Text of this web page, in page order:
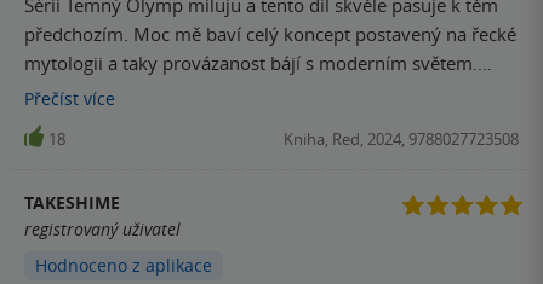
přitažlivostí. Oproti předchozímu dílu není v knize dáván
tak velký důraz na to erotické pnutí mezi postavami, sice
víme, že se vzájemně velmi přitahují, ale nebylo to tak…
očividné a na tématu dne, jak to bylo v Proradné krásce.
Kasandra byla spíše odtažitá, protože nese svůj „cejch“
z minulosti a Apollón to respektoval. Erotické scény tu
bylo docela příjemné a vcelku zajímavé… osvěžení. Závěr
knihy, který byl velmi nečekaný, naznačuje, že se v příštím
díle podíváme na složitý vztah Afrodity a Hefaista – a jak
Sérii Temný Olymp miluju a tento díl skvěle pasuje k těm
předchozím. Moc mě baví celý koncept postavený na řecké
mytologii a taky provázanost bájí s moderním světem.
Kasandra i Apollón byli úžasní a jejich dialogy, chemie,
slovní přestřelky - prostě wow. Tahle kniha má navíc i
detektivní zápletku a za mě to bylo naprosto skvělé oživení
knize. Teď už mi nezbývá než doufat, že pátý díl vyjde brzy
☺️.
Přečíst více
18 Kniha, Red, 2024, 9788027723508
TAKESHIME
registrovaný uživatel
Hodnoceno z aplikace